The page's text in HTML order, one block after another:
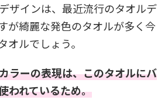
ザインは、最近流行のタオルデ
が綺麗な発色のタオルが多く今
オルでしょう。
ラーの表現は、このタオルにバ
われているため。